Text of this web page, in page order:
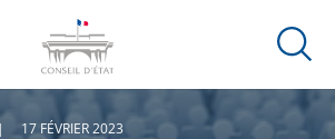
Ouvrir
17 FÉVRIER 2023